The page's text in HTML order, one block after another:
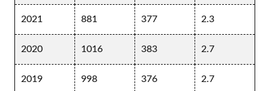
2021 881 377 2.3
2020 1016 383 2.7
2019 998 376 2.7